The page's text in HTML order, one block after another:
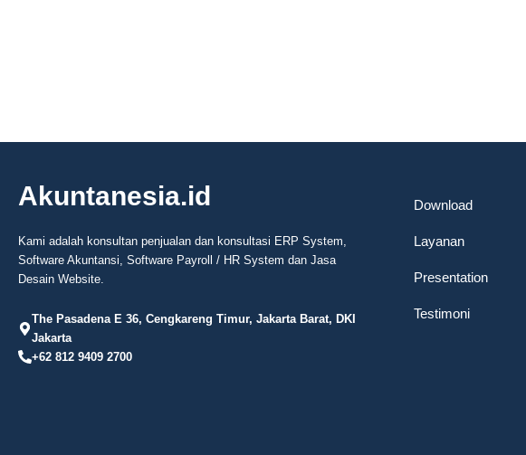
Akuntanesia.id
Kami adalah konsultan penjualan dan konsultasi ERP System,
Software Akuntansi, Software Payroll / HR System dan Jasa
Desain Website.
The Pasadena E 36, Cengkareng Timur, Jakarta Barat, DKI
Jakarta
+62 812 9409 2700
Download
Layanan
Presentation
Testimoni